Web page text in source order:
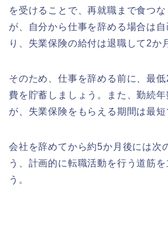
を受けることで、再就職まで食つ
が、自分から仕事を辞める場合は
り、失業保険の給付は退職して2か
そのため、仕事を辞める前に、最
費を貯蓄しましょう。また、勤続
が、失業保険をもらえる期間は最短
会社を辞めてから約5か月後には次
う、計画的に転職活動を行う道筋
う。